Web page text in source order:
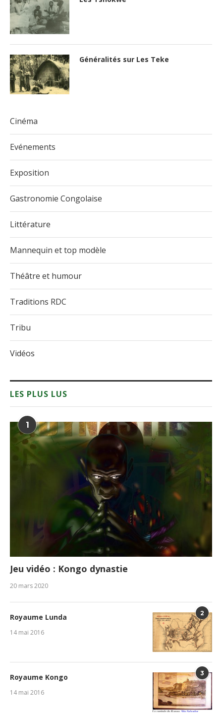
Généralités sur Les Teke
Cinéma
Evénements
Exposition
Gastronomie Congolaise
Littérature
Mannequin et top modèle
Théâtre et humour
Traditions RDC
Tribu
Vidéos
LES PLUS LUS
1
Jeu vidéo : Kongo dynastie
20 mars 2020
2
Royaume Lunda
14 mai 2016
3
Royaume Kongo
14 mai 2016